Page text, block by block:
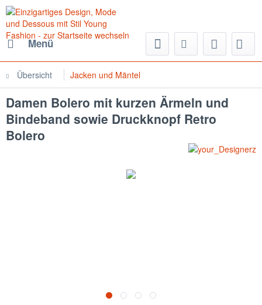
Menü
Übersicht Jacken und Mäntel
Damen Bolero mit kurzen Ärmeln und
Bindeband sowie Druckknopf Retro
Bolero